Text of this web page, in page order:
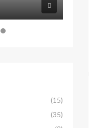
(15)
(35)